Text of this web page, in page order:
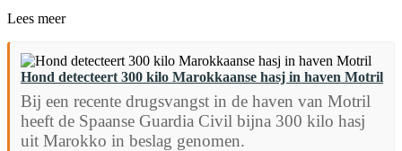
Lees meer
Hond detecteert 300 kilo Marokkaanse hasj in haven Motril
Bij een recente drugsvangst in de haven van Motril
heeft de Spaanse Guardia Civil bijna 300 kilo hasj
uit Marokko in beslag genomen.